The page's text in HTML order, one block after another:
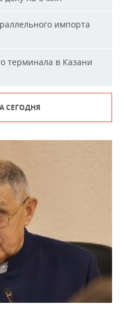
импорта
терминала в Казани
СЕГОДНЯ